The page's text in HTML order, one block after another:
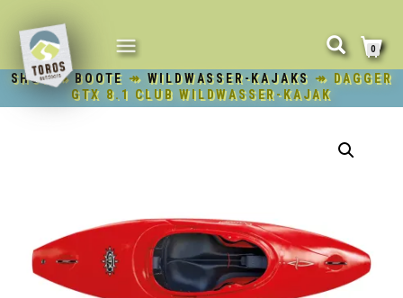
NAVIGATION
UMSCHALTEN
0
SHOP↠ BOOTE ↠ WILDWASSER-KAJAKS ↠ DAGGER
GTX 8.1 CLUB WILDWASSER-KAJAK